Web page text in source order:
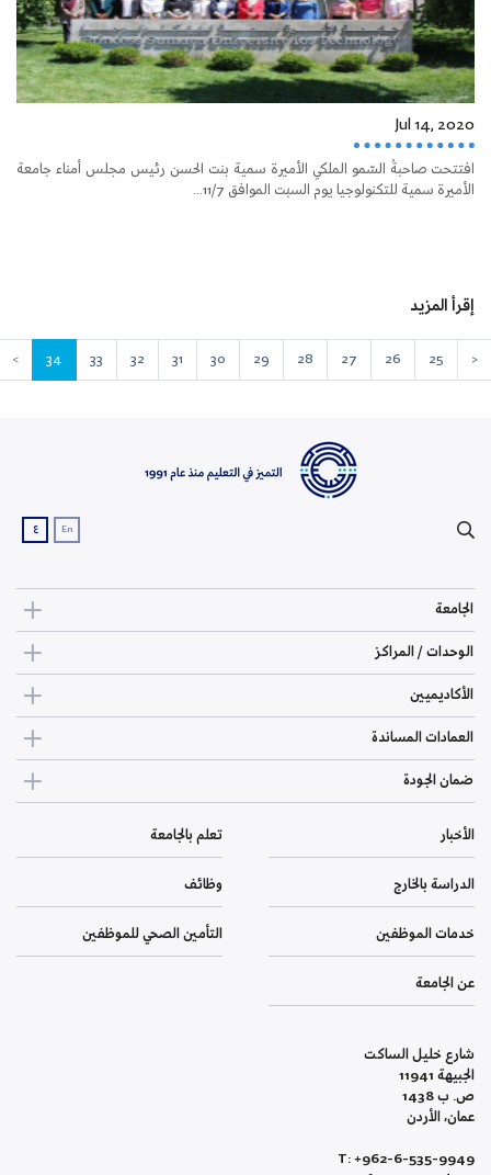
Jul 14, 2020
افتتحت صاحبةُ السّمو الملكي الأميرة سمية بنت الحسن رئيس مجلس أمناء جامعة
الأميرة سمية للتكنولوجيا يوم السبت الموافق 11/7...
إقرأ المزيد
<
25
26
27
28
29
30
31
32
33
34
>
En ع
الجامعة
الوحدات / المراكز
الأكاديميين
العمادات المساندة
ضمان الجودة
الأخبار تعلم بالجامعة
الدراسة بالخارج وظائف
خدمات الموظفين التأمين الصحي للموظفين
عن الجامعة
شارع خليل الساكت
الجبيهة 11941
ص. ب 1438
عمان، الأردن
T: +962-6-535-9949